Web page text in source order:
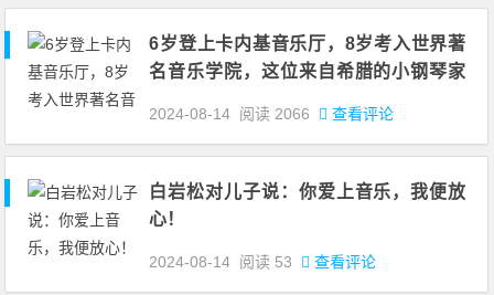
6岁登上卡内基音乐厅，8岁考入世界著
名音乐学院，这位来自希腊的小钢琴家
2024-08-14 阅读 2066 查看评论
白岩松对儿子说：你爱上音乐，我便放
心！
2024-08-14 阅读 53 查看评论